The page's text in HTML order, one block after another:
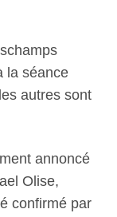
la séance
autres sont
annoncé
Olise,
confirmé par